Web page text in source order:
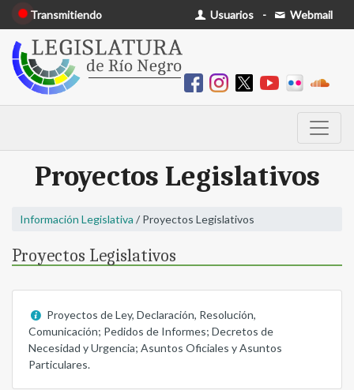
Transmitiendo Usuarios - Webmail
Proyectos Legislativos
Información Legislativa / Proyectos Legislativos
Proyectos Legislativos
Proyectos de Ley, Declaración, Resolución,
Comunicación; Pedidos de Informes; Decretos de
Necesidad y Urgencia; Asuntos Oficiales y Asuntos
Particulares.